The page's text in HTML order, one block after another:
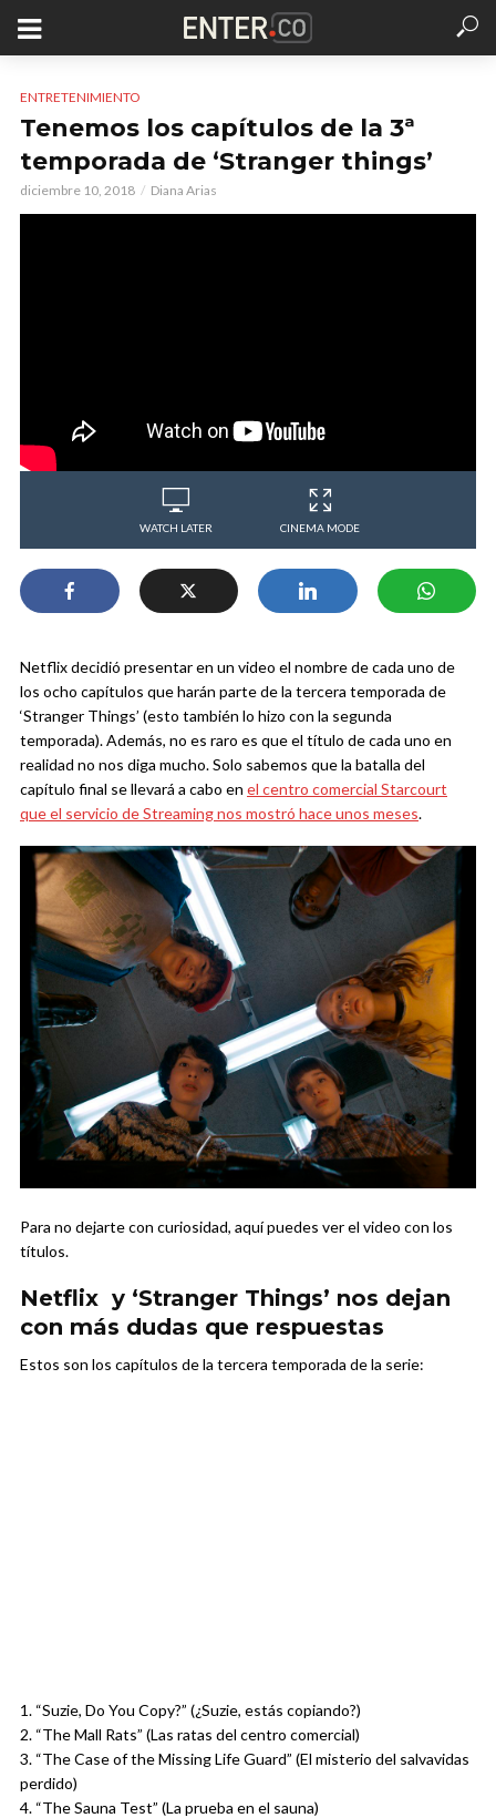
ENTRETENIMIENTO
Tenemos los capítulos de la 3ª
temporada de ‘Stranger things’
diciembre 10, 2018 Diana Arias
WATCH LATER CINEMA MODE
Netflix decidió presentar en un video el nombre de cada uno de
los ocho capítulos que harán parte de la tercera temporada de
‘Stranger Things’ (esto también lo hizo con la segunda
temporada). Además, no es raro es que el título de cada uno en
realidad no nos diga mucho. Solo sabemos que la batalla del
capítulo final se llevará a cabo en el centro comercial Starcourt
que el servicio de Streaming nos mostró hace unos meses.
Para no dejarte con curiosidad, aquí puedes ver el video con los
títulos.
Netflix y ‘Stranger Things’ nos dejan
con más dudas que respuestas
Estos son los capítulos de la tercera temporada de la serie:
1. “Suzie, Do You Copy?” (¿Suzie, estás copiando?)
2. “The Mall Rats” (Las ratas del centro comercial)
3. “The Case of the Missing Life Guard” (El misterio del salvavidas
perdido)
4. “The Sauna Test” (La prueba en el sauna)